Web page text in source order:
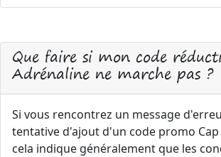
Que faire si mon code
Adrénaline ne marche pas ?
Si vous rencontrez un message
tentative d'ajout d'un code promo
cela indique généralement que les